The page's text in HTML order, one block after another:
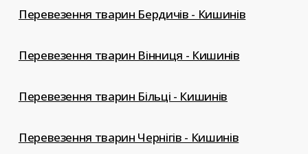
Перевезення тварин Бердичів - Кишинів
Перевезення тварин Вінниця - Кишинів
Перевезення тварин Більці - Кишинів
Перевезення тварин Чернігів - Кишинів